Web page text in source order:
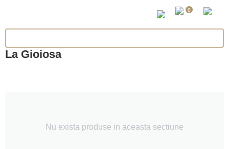
0
La Gioiosa
Nu exista produse in aceasta sectiune